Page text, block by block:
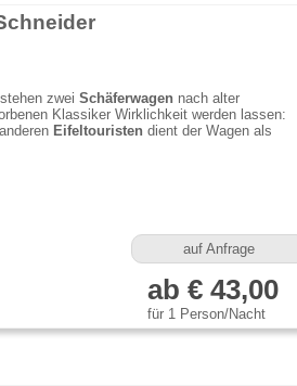
zwei Schäferwagen nach alter
Klassiker Wirklichkeit werden lassen:
Eifeltouristen dient der Wagen als
auf Anfrage
ab € 43,00
für 1 Person/Nacht